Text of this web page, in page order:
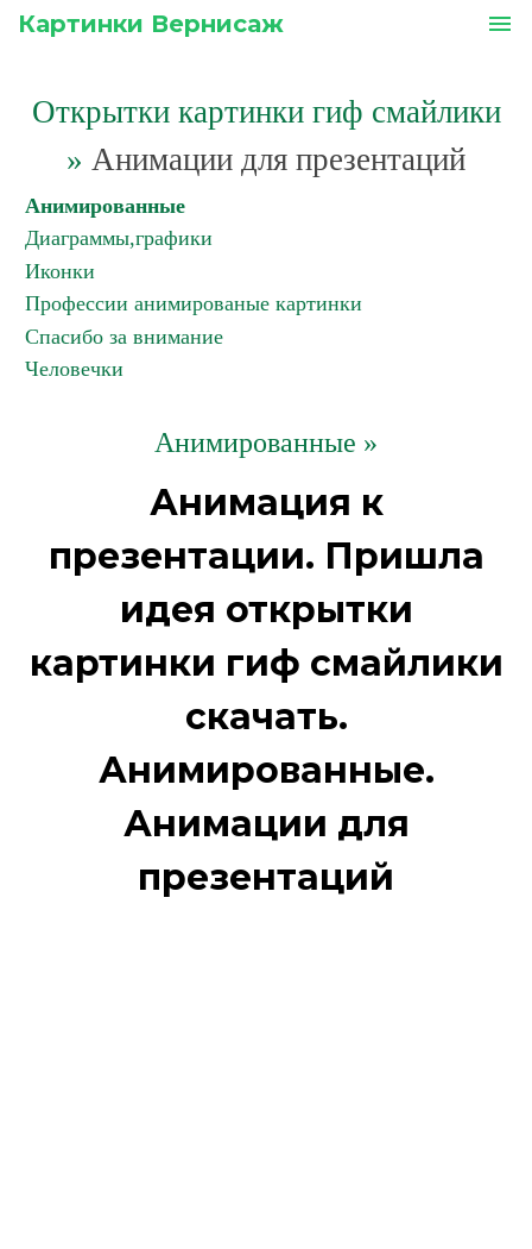
Картинки Вернисаж menu
Открытки картинки гиф смайлики
» Анимации для презентаций
Анимированные
Диаграммы,графики
Иконки
Профессии анимированые картинки
Спасибо за внимание
Человечки
Анимированные »
Анимация к
презентации. Пришла
идея открытки
картинки гиф смайлики
скачать.
Анимированные.
Анимации для
презентаций